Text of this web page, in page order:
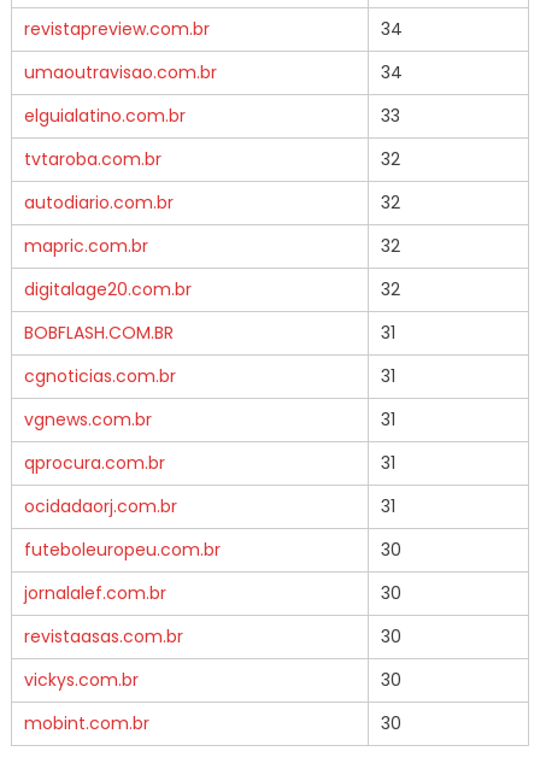
revistapreview.com.br
34
umaoutravisao.com.br
34
elguialatino.com.br
33
tvtaroba.com.br
32
autodiario.com.br
32
mapric.com.br
32
digitalage20.com.br
32
BOBFLASH.COM.BR
31
cgnoticias.com.br
31
vgnews.com.br
31
qprocura.com.br
31
ocidadaorj.com.br
31
futeboleuropeu.com.br
30
jornalalef.com.br
30
revistaasas.com.br
30
vickys.com.br
30
mobint.com.br
30